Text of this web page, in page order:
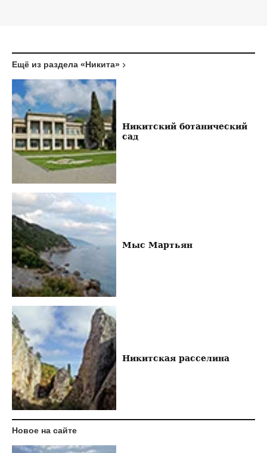
Ещё из раздела «Никита»
Никитский ботанический
сад
Мыс Мартьян
Никитская расселина
Новое на сайте